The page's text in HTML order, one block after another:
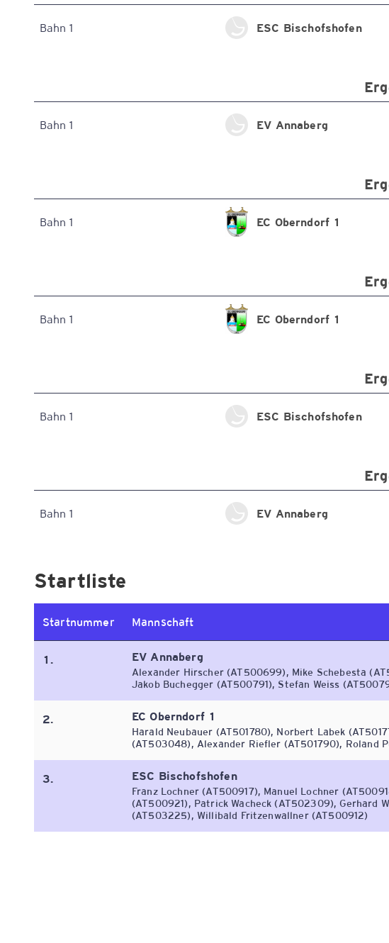
Bahn 1 ESC Bischofshofen
Bahn 1 EV Annaberg
Bahn 1 EC Oberndorf 1
Bahn 1 EC Oberndorf 1
Bahn 1 ESC Bischofshofen
Bahn 1 EV Annaberg
Startliste
Startnummer Mannschaft
1. EV Annaberg
Alexander Hirscher (AT500699), Mike Schebesta
Jakob Buchegger (AT500791), Stefan Weiss
2. EC Oberndorf 1
Harald Neubauer (AT501780), Norbert Labek
(AT503048), Alexander Riefler (AT501790), Roland
3. ESC Bischofshofen
Franz Lochner (AT500917), Manuel Lochner
(AT500921), Patrick Wacheck (AT502309),
(AT503225), Willibald Fritzenwallner (AT500912)